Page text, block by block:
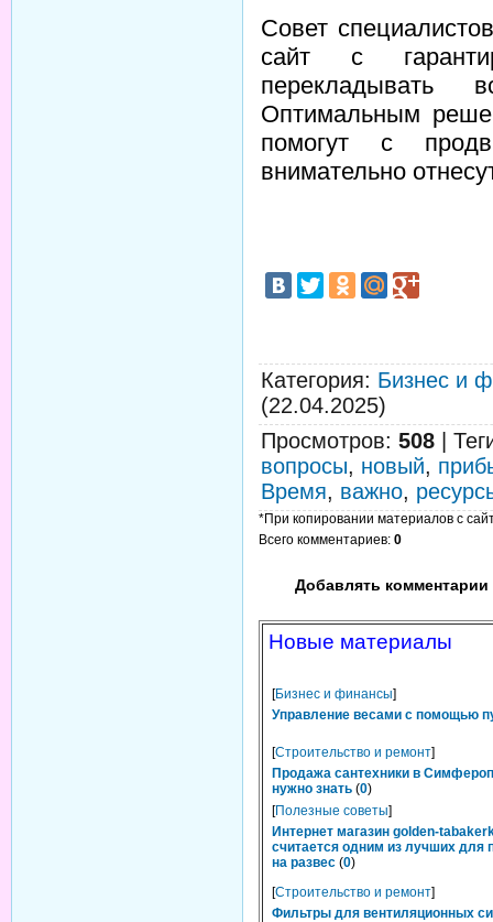
Совет
сайт с
перекладывать
Оптимальным
помогут с
внимательно
Категория: Бизнес и
(22.04.2025)
Просмотров: 508
вопросы, новый,
Время, важно,
*При копировании материалов с
Всего комментариев: 0
Добавлять комментарии
Новые материалы
[Бизнес и финансы]
Управление весами с помощью
[Строительство и ремонт]
Продажа сантехники в
нужно знать (0)
[Полезные советы]
Интернет магазин golden-
считается одним из лучших для
на развес (0)
[Строительство и ремонт]
Фильтры для вентиляционных